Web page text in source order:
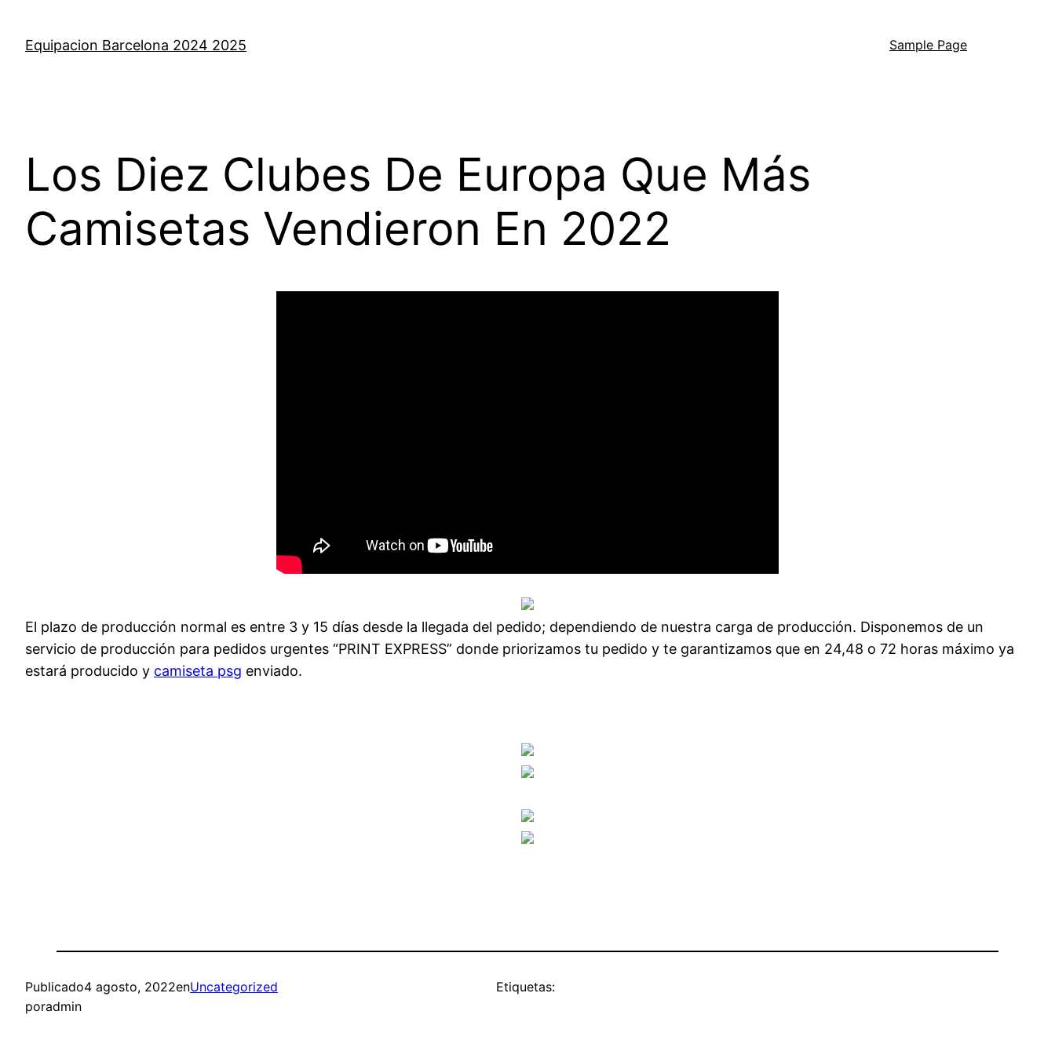
contenido
Equipacion Barcelona 2024 2025 Sample Page
Los Diez Clubes De Europa Que Más
Camisetas Vendieron En 2022
El plazo de producción normal es entre 3 y 15 días desde la llegada del pedido; dependiendo de nuestra carga de producción. Disponemos de un
servicio de producción para pedidos urgentes “PRINT EXPRESS” donde priorizamos tu pedido y te garantizamos que en 24,48 o 72 horas máximo ya
estará producido y camiseta psg enviado.
Publicado4 agosto, 2022enUncategorized
poradmin
Etiquetas: